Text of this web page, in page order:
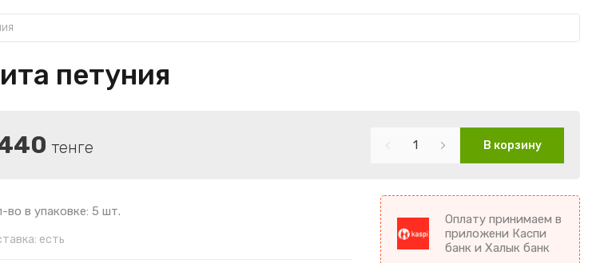
петуния
тенге В корзину
во в упаковке: 5 шт.
есть
Оплату принимаем в
приложени Каспи
банк и Халык банк